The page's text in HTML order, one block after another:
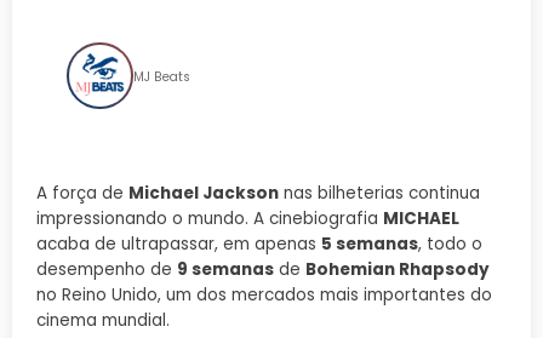
MJ Beats
A força de Michael Jackson nas bilheterias continua
impressionando o mundo. A cinebiografia MICHAEL
acaba de ultrapassar, em apenas 5 semanas, todo o
desempenho de 9 semanas de Bohemian Rhapsody
no Reino Unido, um dos mercados mais importantes do
cinema mundial.